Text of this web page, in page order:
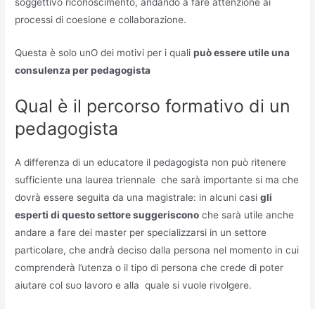
processi di coesione e collaborazione.
Questa è solo unO dei motivi per i qualipuò essere utile una
consulenza per pedagogista
Qual è il percorso formativo di un
pedagogista
A differenza di un educatore il pedagogista non può ritenere
sufficiente una laurea triennale che sarà importante si ma che
dovrà essere seguita da una magistrale: in alcuni casigli
esperti di questo settore suggeriscono che sarà utile anche
andare a fare dei master per specializzarsi in un settore
particolare, che andrà deciso dalla persona nel momento in cui
comprenderà l’utenza o il tipo di persona che crede di poter
aiutare col suo lavoro e alla quale si vuole rivolgere.